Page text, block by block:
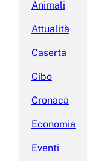
Animali
Attualità
Caserta
Cibo
Cronaca
Economia
Eventi